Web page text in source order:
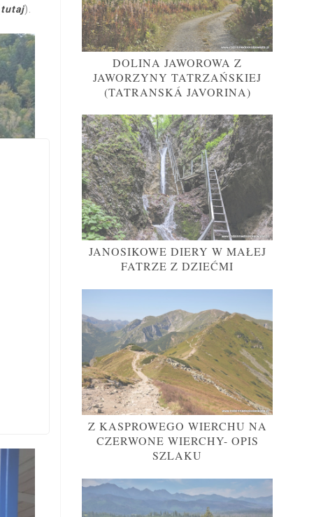
tutaj).
DOLINA JAWOROWA Z
JAWORZYNY TATRZAŃSKIEJ
(TATRANSKÁ JAVORINA)
JANOSIKOWE DIERY W MAŁEJ
FATRZE Z DZIEĆMI
Z KASPROWEGO WIERCHU NA
CZERWONE WIERCHY- OPIS
SZLAKU